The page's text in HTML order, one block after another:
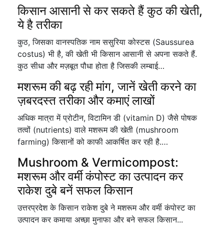
किसान आसानी से कर सकते हैं कुठ की खेती,
ये है तरीका
कुठ, जिसका वानस्पतिक नाम ससुरिया कोस्टस (Saussurea
costus) भी है, की खेती भी किसान आसानी से अपना सकते हैं.
कुठ सीधा और मज़बूत पौधा होता है जिसकी लम्बाई…
मशरूम की बढ़ रही मांग, जानें खेती करने का
ज़बरदस्त तरीका और कमाएं लाखों
अधिक मात्रा में प्रोटीन, विटामिन डी (vitamin D) जैसे पोषक
तत्वों (nutrients) वाले मशरूम की खेती (mushroom
farming) किसानों को काफी आकर्षित कर रही है.…
Mushroom & Vermicompost:
मशरूम और वर्मी कंपोस्ट का उत्पादन कर
राकेश दुबे बनें सफल किसान
उत्तरप्रदेश के किसान राकेश दुबे ने मशरूम और वर्मी कंपोस्ट का
उत्पादन कर कमाया अच्छा मुनाफा और बने सफल किसान...